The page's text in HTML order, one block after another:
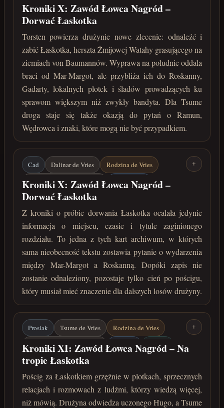
Łaskotek / Jharmme Sindar
Friedrich von Baumann
Mar-Margot
Żmijowa Wataha
maj 222 roku po Zaćmieniu
Kroniki X: Zawód Łowca Nagród –
Dorwać Łaskotka
Torsten powierza drużynie nowe zlecenie: odnaleźć i
zabić Łaskotka, herszta Żmijowej Watahy grasującego na
ziemiach von Baumannów. Wyprawa na południe oddala
braci od Mar-Margot, ale przybliża ich do Roskanny,
Gadarty, lokalnych plotek i śladów prowadzących ku
sprawom większym niż zwykły bandyta. Dla Tsume
droga staje się także okazją do pytań o Ramun,
Wędrowca i znaki, które mogą nie być przypadkiem.
Cad Dalinar de Vries
Rodzina de Vries
Łaskotek / Jharmme Sindar
Mar-Margot
Roskanna
Łowcy nagród
maj 222 roku po Zaćmieniu
+
Kroniki X: Zawód Łowca Nagród –
Dorwać Łaskotka
Z kroniki o próbie dorwania Łaskotka ocalała jedynie
informacja o miejscu, czasie i tytule zaginionego
rozdziału. To jedna z tych kart archiwum, w których
sama nieobecność tekstu zostawia pytanie o wydarzenia
między Mar-Margot a Roskanną. Dopóki zapis nie
zostanie odnaleziony, pozostaje tylko cień po pościgu,
który musiał mieć znaczenie dla dalszych losów drużyny.
Prosiak Tsume de Vries
Rodzina de Vries
Łaskotek / Jharmme Sindar
Karabak
Ramun
Bitwa o Skazę
Dawne technologie
maj 222 roku po Zaćmieniu
+
Kroniki XI: Zawód Łowca Nagród – Na
tropie Łaskotka
Pościg za Łaskotkiem grzęźnie w plotkach, sprzecznych
relacjach i rozmowach z ludźmi, którzy wiedzą więcej,
niż mówią. Drużyna odwiedza uczonego Hugo, a Tsume